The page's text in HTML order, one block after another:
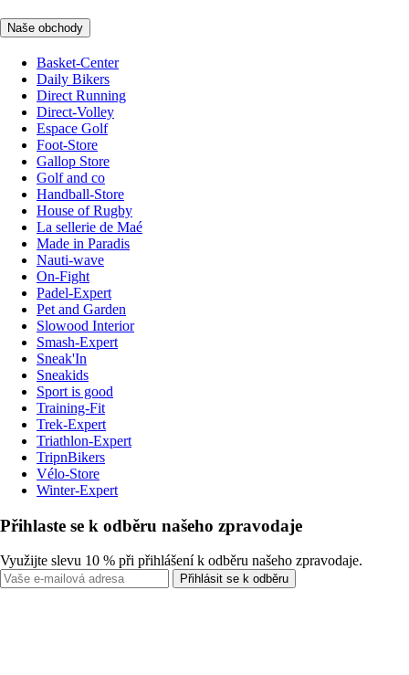
Naše obchody
Basket-Center
Daily Bikers
Direct Running
Direct-Volley
Espace Golf
Foot-Store
Gallop Store
Golf and co
Handball-Store
House of Rugby
La sellerie de Maé
Made in Paradis
Nauti-wave
On-Fight
Padel-Expert
Pet and Garden
Slowood Interior
Smash-Expert
Sneak'In
Sneakids
Sport is good
Training-Fit
Trek-Expert
Triathlon-Expert
TripnBikers
Vélo-Store
Winter-Expert
Přihlaste se k odběru našeho zpravodaje
Využijte slevu 10 % při přihlášení k odběru našeho zpravodaje.
Přihlásit se k odběru